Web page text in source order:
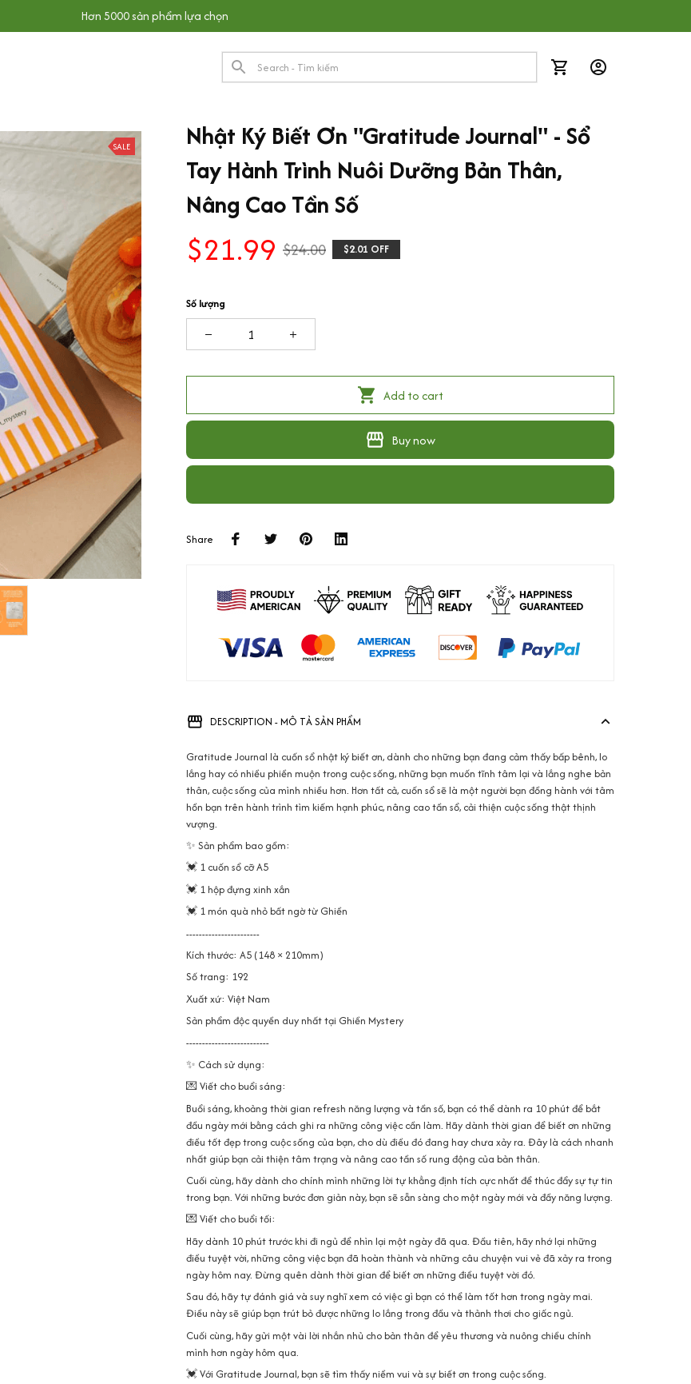
Hơn 5000 sản phẩm lựa chọn
SALE
Nhật Ký Biết Ơn "Gratitude Journal" - Sổ
Tay Hành Trình Nuôi Dưỡng Bản Thân,
Nâng Cao Tần Số
$21.99 $24.00 $2.01 OFF
Số lượng
Add to cart
Buy now
Share
DESCRIPTION - MÔ TẢ SẢN PHẨM
Gratitude Journal là cuốn sổ nhật ký biết ơn, dành cho những bạn đang cảm thấy bấp bênh, lo
lắng hay có nhiều phiền muộn trong cuộc sống, những bạn muốn tĩnh tâm lại và lắng nghe bản
thân, cuộc sống của mình nhiều hơn. Hơn tất cả, cuốn sổ sẽ là một người bạn đồng hành với tâm
hồn bạn trên hành trình tìm kiếm hạnh phúc, nâng cao tần sổ, cải thiện cuộc sống thật thịnh
vượng.
✨ Sản phẩm bao gồm:
💓 1 cuốn sổ cỡ A5
💓 1 hộp đựng xinh xắn
💓 1 món quà nhỏ bất ngờ từ Ghiền
-----------------------
Kích thước: A5 (148 × 210mm)
Số trang: 192
Xuất xứ: Việt Nam
Sản phẩm độc quyền duy nhất tại Ghiền Mystery
--------------------------
✨ Cách sử dụng:
💌 Viết cho buổi sáng:
Buổi sáng, khoảng thời gian refresh năng lượng và tần số, bạn có thể dành ra 10 phút để bắt
đầu ngày mới bằng cách ghi ra những công việc cần làm. Hãy dành thời gian để biết ơn những
điều tốt đẹp trong cuộc sống của bạn, cho dù điều đó đang hay chưa xảy ra. Đây là cách nhanh
nhất giúp bạn cải thiện tâm trạng và nâng cao tần số rung động của bản thân.
Cuối cùng, hãy dành cho chính mình những lời tự khẳng định tích cực nhất để thúc đẩy sự tự tin
trong bạn. Với những bước đơn giản này, bạn sẽ sẵn sàng cho một ngày mới và đầy năng lượng.
💌 Viết cho buổi tối:
Hãy dành 10 phút trước khi đi ngủ để nhìn lại một ngày đã qua. Đầu tiên, hãy nhớ lại những
điều tuyệt vời, những công việc bạn đã hoàn thành và những câu chuyện vui vẻ đã xảy ra trong
ngày hôm nay. Đừng quên dành thời gian để biết ơn những điều tuyệt vời đó.
Sau đó, hãy tự đánh giá và suy nghĩ xem có việc gì bạn có thể làm tốt hơn trong ngày mai.
Điều này sẽ giúp bạn trút bỏ được những lo lắng trong đầu và thảnh thơi cho giấc ngủ.
Cuối cùng, hãy gửi một vài lời nhắn nhủ cho bản thân để yêu thương và nuông chiều chính
mình hơn ngày hôm qua.
💓 Với Gratitude Journal, bạn sẽ tìm thấy niềm vui và sự biết ơn trong cuộc sống.